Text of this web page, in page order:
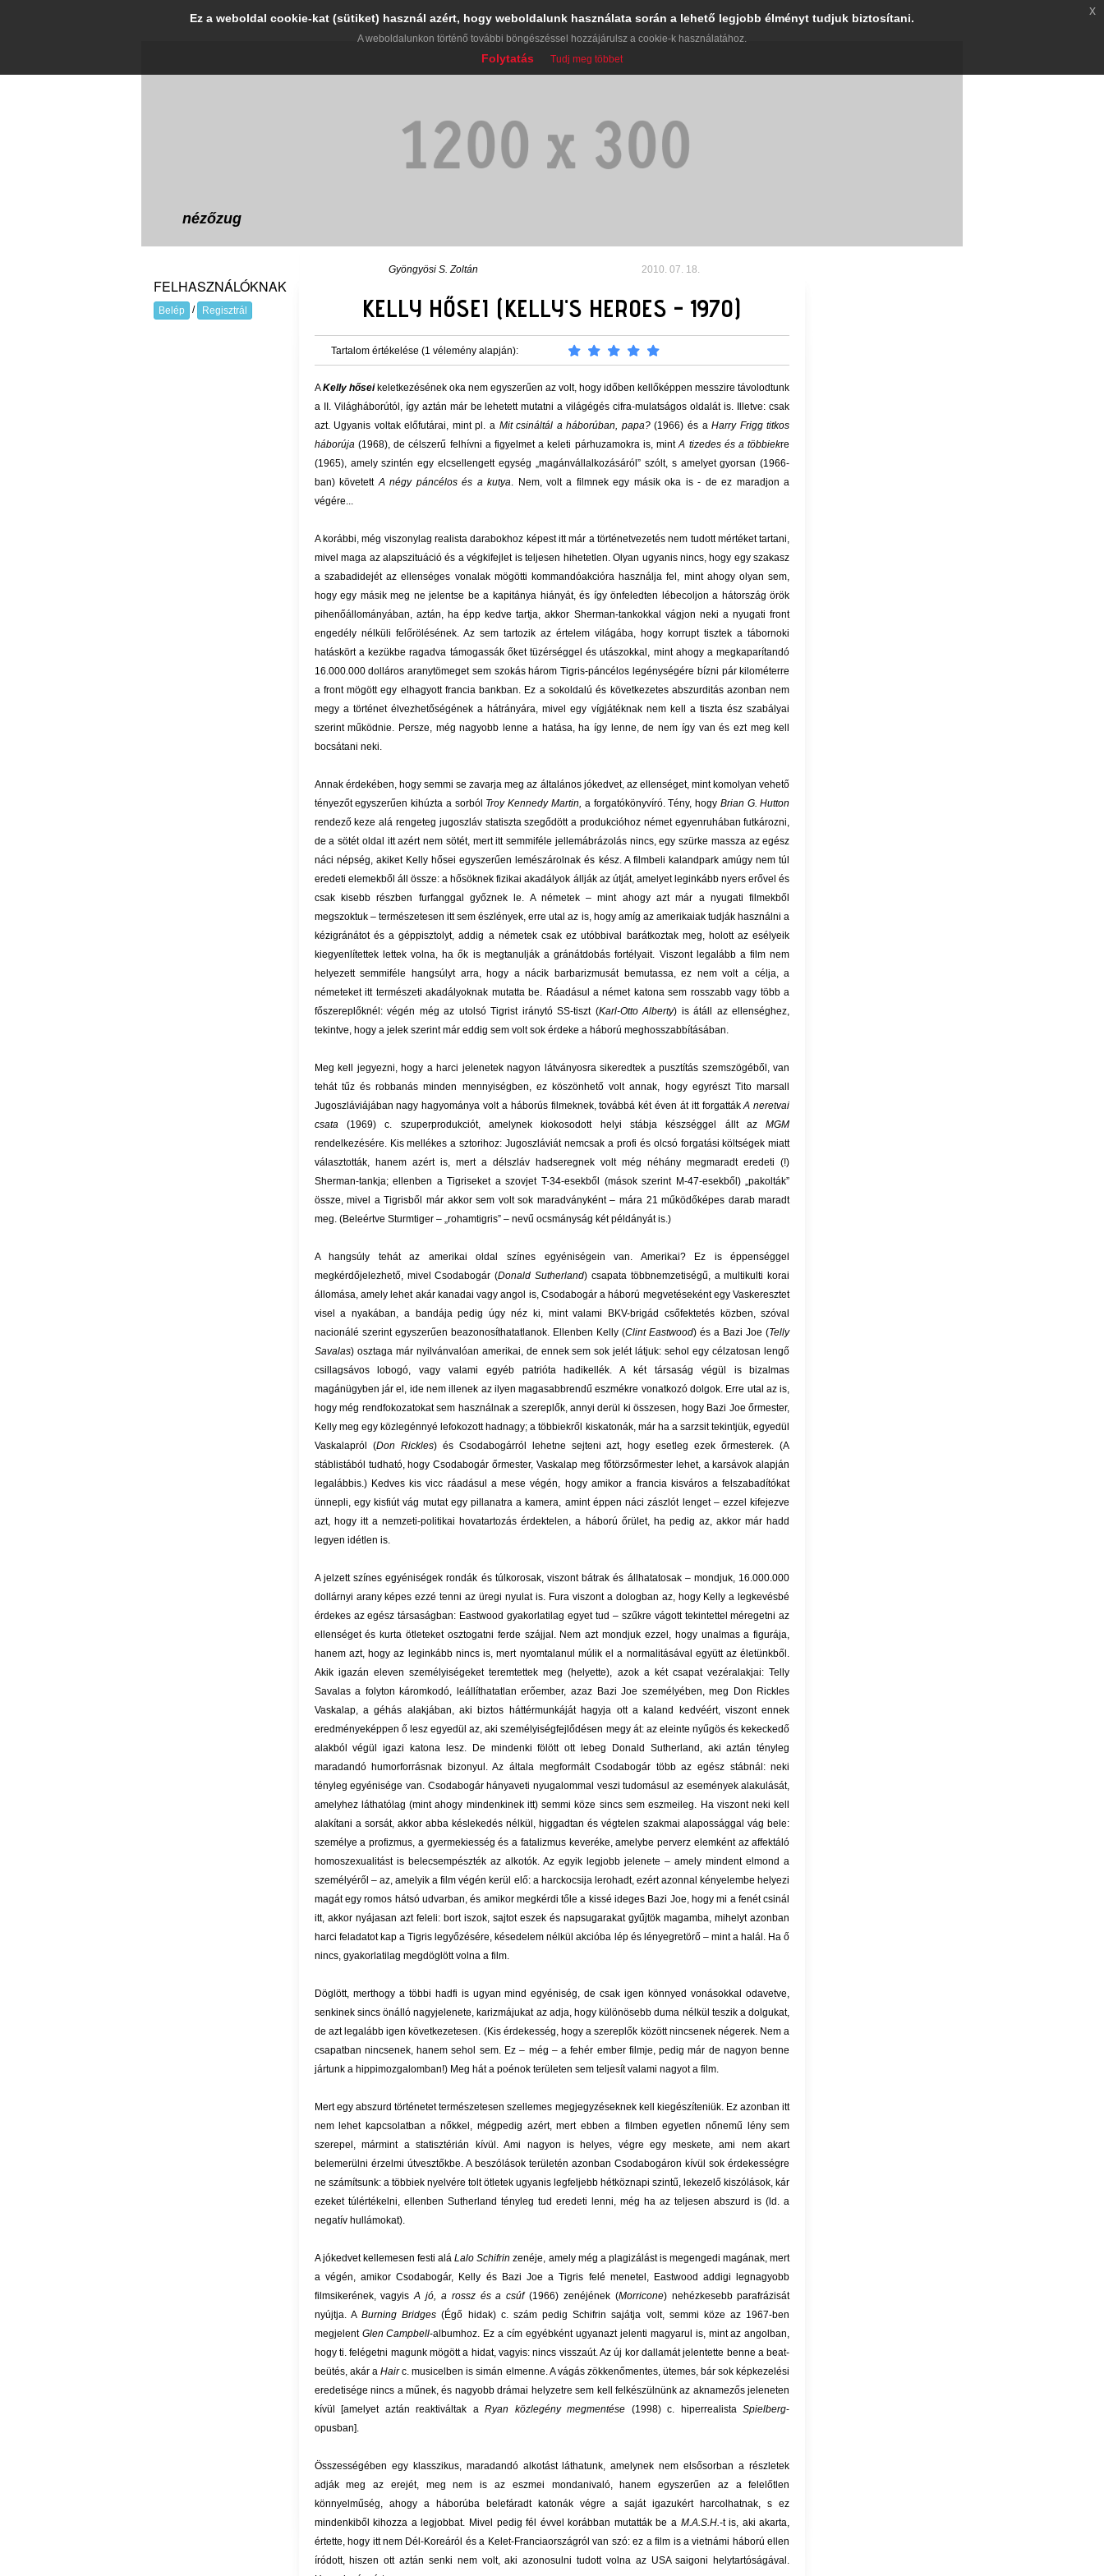
nézőzug
Gyöngyösi S. Zoltán 2010. 07. 18.
KELLY HŐSEI (KELLY'S HEROES - 1970)
Tartalom értékelése (1 vélemény alapján):
AKelly hőseikeletkezésének oka nem egyszerűen az volt, hogy időben kellőképpen messzire távolodtunk
a II. Világháborútól, így aztán már be lehetett mutatni a világégés cifra-mulatságos oldalát is. Illetve: csak
azt. Ugyanis voltak előfutárai, mint pl. a Mit csináltál a háborúban, papa?(1966) és aHarry Frigg titkos
háborúja (1968), de célszerű felhívni a figyelmet a keleti párhuzamokra is, mintA tizedes és a többiekre
(1965), amely szintén egy elcsellengett egység „magánvállalkozásáról” szólt, s amelyet gyorsan (1966-
ban) követettA négy páncélos és a kutya. Nem, volt a filmnek egy másik oka is - de ez maradjon a
végére...
A korábbi, még viszonylag realista darabokhoz képest itt már a történetvezetés nem tudott mértéket tartani,
mivel maga az alapszituáció és a végkifejlet is teljesen hihetetlen. Olyan ugyanis nincs, hogy egy szakasz
a szabadidejét az ellenséges vonalak mögötti kommandóakcióra használja fel, mint ahogy olyan sem,
hogy egy másik meg ne jelentse be a kapitánya hiányát, és így önfeledten lébecoljon a hátország örök
pihenőállományában, aztán, ha épp kedve tartja, akkor Sherman-tankokkal vágjon neki a nyugati front
engedély nélküli felőrölésének. Az sem tartozik az értelem világába, hogy korrupt tisztek a tábornoki
hatáskört a kezükbe ragadva támogassák őket tüzérséggel és utászokkal, mint ahogy a megkaparítandó
16.000.000 dolláros aranytömeget sem szokás három Tigris-páncélos legénységére bízni pár kilométerre
a front mögött egy elhagyott francia bankban. Ez a sokoldalú és következetes abszurditás azonban nem
megy a történet élvezhetőségének a hátrányára, mivel egy vígjátéknak nem kell a tiszta ész szabályai
szerint működnie. Persze, még nagyobb lenne a hatása, ha így lenne, de nem így van és ezt meg kell
bocsátani neki.
Annak érdekében, hogy semmi se zavarja meg az általános jókedvet, az ellenséget, mint komolyan vehető
tényezőt egyszerűen kihúzta a sorból Troy Kennedy Martin, a forgatókönyvíró. Tény, hogy Brian G. Hutton
rendező keze alá rengeteg jugoszláv statiszta szegődött a produkcióhoz német egyenruhában futkározni,
de a sötét oldal itt azért nem sötét, mert itt semmiféle jellemábrázolás nincs, egy szürke massza az egész
náci népség, akiket Kelly hősei egyszerűen lemészárolnak és kész. A filmbeli kalandpark amúgy nem túl
eredeti elemekből áll össze: a hősöknek fizikai akadályok állják az útját, amelyet leginkább nyers erővel és
csak kisebb részben furfanggal győznek le. A németek – mint ahogy azt már a nyugati filmekből
megszoktuk – természetesen itt sem észlények, erre utal az is, hogy amíg az amerikaiak tudják használni a
kézigránátot és a géppisztolyt, addig a németek csak ez utóbbival barátkoztak meg, holott az esélyeik
kiegyenlítettek lettek volna, ha ők is megtanulják a gránátdobás fortélyait. Viszont legalább a film nem
helyezett semmiféle hangsúlyt arra, hogy a nácik barbarizmusát bemutassa, ez nem volt a célja, a
németeket itt természeti akadályoknak mutatta be. Ráadásul a német katona sem rosszabb vagy több a
főszereplőknél: végén még az utolsó Tigrist iránytó SS-tiszt (Karl-Otto Alberty) is átáll az ellenséghez,
tekintve, hogy a jelek szerint már eddig sem volt sok érdeke a háború meghosszabbításában.
Meg kell jegyezni, hogy a harci jelenetek nagyon látványosra sikeredtek a pusztítás szemszögéből, van
tehát tűz és robbanás minden mennyiségben, ez köszönhető volt annak, hogy egyrészt Tito marsall
Jugoszláviájában nagy hagyománya volt a háborús filmeknek, továbbá két éven át itt forgattákA neretvai
csata(1969) c. szuperprodukciót, amelynek kiokosodott helyi stábja készséggel állt azMGM
rendelkezésére. Kis mellékes a sztorihoz: Jugoszláviát nemcsak a profi és olcsó forgatási költségek miatt
választották, hanem azért is, mert a délszláv hadseregnek volt még néhány megmaradt eredeti (!)
Sherman-tankja; ellenben a Tigriseket a szovjet T-34-esekből (mások szerint M-47-esekből) „pakolták”
össze, mivel a Tigrisből már akkor sem volt sok maradványként – mára 21 működőképes darab maradt
meg. (Beleértve Sturmtiger – „rohamtigris” – nevű ocsmányság két példányát is.)
A hangsúly tehát az amerikai oldal színes egyéniségein van. Amerikai? Ez is éppenséggel
megkérdőjelezhető, mivel Csodabogár (Donald Sutherland) csapata többnemzetiségű, a multikulti korai
állomása, amely lehet akár kanadai vagy angol is, Csodabogár a háború megvetéseként egy Vaskeresztet
visel a nyakában, a bandája pedig úgy néz ki, mint valami BKV-brigád csőfektetés közben, szóval
nacionálé szerint egyszerűen beazonosíthatatlanok. Ellenben Kelly (Clint Eastwood) és a Bazi Joe (Telly
Savalas) osztaga már nyilvánvalóan amerikai, de ennek sem sok jelét látjuk: sehol egy célzatosan lengő
csillagsávos lobogó, vagy valami egyéb patrióta hadikellék. A két társaság végül is bizalmas
magánügyben jár el, ide nem illenek az ilyen magasabbrendű eszmékre vonatkozó dolgok. Erre utal az is,
hogy még rendfokozatokat sem használnak a szereplők, annyi derül ki összesen, hogy Bazi Joe őrmester,
Kelly meg egy közlegénnyé lefokozott hadnagy; a többiekről kiskatonák, már ha a sarzsit tekintjük, egyedül
Vaskalapról (Don Rickles) és Csodabogárról lehetne sejteni azt, hogy esetleg ezek őrmesterek. (A
stáblistából tudható, hogy Csodabogár őrmester, Vaskalap meg főtörzsőrmester lehet, a karsávok alapján
legalábbis.) Kedves kis vicc ráadásul a mese végén, hogy amikor a francia kisváros a felszabadítókat
ünnepli, egy kisfiút vág mutat egy pillanatra a kamera, amint éppen náci zászlót lenget – ezzel kifejezve
azt, hogy itt a nemzeti-politikai hovatartozás érdektelen, a háború őrület, ha pedig az, akkor már hadd
legyen idétlen is.
A jelzett színes egyéniségek rondák és túlkorosak, viszont bátrak és állhatatosak – mondjuk, 16.000.000
dollárnyi arany képes ezzé tenni az üregi nyulat is. Fura viszont a dologban az, hogy Kelly a legkevésbé
érdekes az egész társaságban: Eastwood gyakorlatilag egyet tud – szűkre vágott tekintettel méregetni az
ellenséget és kurta ötleteket osztogatni ferde szájjal. Nem azt mondjuk ezzel, hogy unalmas a figurája,
hanem azt, hogy az leginkább nincs is, mert nyomtalanul múlik el a normalitásával együtt az életünkből.
Akik igazán eleven személyiségeket teremtettek meg (helyette), azok a két csapat vezéralakjai: Telly
Savalas a folyton káromkodó, leállíthatatlan erőember, azaz Bazi Joe személyében, meg Don Rickles
Vaskalap, a géhás alakjában, aki biztos háttérmunkáját hagyja ott a kaland kedvéért, viszont ennek
eredményeképpen ő lesz egyedül az, aki személyiségfejlődésen megy át: az eleinte nyűgös és kekeckedő
alakból végül igazi katona lesz. De mindenki fölött ott lebeg Donald Sutherland, aki aztán tényleg
maradandó humorforrásnak bizonyul. Az általa megformált Csodabogár több az egész stábnál: neki
tényleg egyénisége van. Csodabogár hányaveti nyugalommal veszi tudomásul az események alakulását,
amelyhez láthatólag (mint ahogy mindenkinek itt) semmi köze sincs sem eszmeileg. Ha viszont neki kell
alakítani a sorsát, akkor abba késlekedés nélkül, higgadtan és végtelen szakmai alapossággal vág bele:
személye a profizmus, a gyermekiesség és a fatalizmus keveréke, amelybe perverz elemként az affektáló
homoszexualitást is belecsempészték az alkotók. Az egyik legjobb jelenete – amely mindent elmond a
személyéről – az, amelyik a film végén kerül elő: a harckocsija lerohadt, ezért azonnal kényelembe helyezi
magát egy romos hátsó udvarban, és amikor megkérdi tőle a kissé ideges Bazi Joe, hogy mi a fenét csinál
itt, akkor nyájasan azt feleli: bort iszok, sajtot eszek és napsugarakat gyűjtök magamba, mihelyt azonban
harci feladatot kap a Tigris legyőzésére, késedelem nélkül akcióba lép és lényegretörő – mint a halál. Ha ő
nincs, gyakorlatilag megdöglött volna a film.
Döglött, merthogy a többi hadfi is ugyan mind egyéniség, de csak igen könnyed vonásokkal odavetve,
senkinek sincs önálló nagyjelenete, karizmájukat az adja, hogy különösebb duma nélkül teszik a dolgukat,
de azt legalább igen következetesen. (Kis érdekesség, hogy a szereplők között nincsenek négerek. Nem a
csapatban nincsenek, hanem sehol sem. Ez – még – a fehér ember filmje, pedig már de nagyon benne
jártunk a hippimozgalomban!) Meg hát a poénok területen sem teljesít valami nagyot a film.
Mert egy abszurd történetet természetesen szellemes megjegyzéseknek kell kiegészíteniük. Ez azonban itt
nem lehet kapcsolatban a nőkkel, mégpedig azért, mert ebben a filmben egyetlen nőnemű lény sem
szerepel, mármint a statisztérián kívül. Ami nagyon is helyes, végre egy meskete, ami nem akart
belemerülni érzelmi útvesztőkbe. A beszólások területén azonban Csodabogáron kívül sok érdekességre
ne számítsunk: a többiek nyelvére tolt ötletek ugyanis legfeljebb hétköznapi szintű, lekezelő kiszólások, kár
ezeket túlértékelni, ellenben Sutherland tényleg tud eredeti lenni, még ha az teljesen abszurd is (ld. a
negatív hullámokat).
A jókedvet kellemesen festi aláLalo Schifrin zenéje, amely még a plagizálást is megengedi magának, mert
a végén, amikor Csodabogár, Kelly és Bazi Joe a Tigris felé menetel, Eastwood addigi legnagyobb
filmsikerének, vagyisA jó, a rossz és a csúf(1966) zenéjének (Morricone) nehézkesebb parafrázisát
nyújtja. ABurning Bridges (Égő hidak) c. szám pedig Schifrin sajátja volt, semmi köze az 1967-ben
megjelent Glen Campbell-albumhoz. Ez a cím egyébként ugyanazt jelenti magyarul is, mint az angolban,
hogy ti. felégetni magunk mögött a hidat, vagyis: nincs visszaút. Az új kor dallamát jelentette benne a beat-
beütés, akár a Hairc. musicelben is simán elmenne. A vágás zökkenőmentes, ütemes, bár sok képkezelési
eredetisége nincs a műnek, és nagyobb drámai helyzetre sem kell felkészülnünk az aknamezős jeleneten
kívül [amelyet aztán reaktiváltak aRyan közlegény megmentése (1998) c. hiperrealistaSpielberg-
opusban].
Összességében egy klasszikus, maradandó alkotást láthatunk, amelynek nem elsősorban a részletek
adják meg az erejét, meg nem is az eszmei mondanivaló, hanem egyszerűen az a felelőtlen
könnyelműség, ahogy a háborúba belefáradt katonák végre a saját igazukért harcolhatnak, s ez
mindenkiből kihozza a legjobbat. Mivel pedig fél évvel korábban mutatták be a M.A.S.H.-t is, aki akarta,
értette, hogy itt nem Dél-Koreáról és a Kelet-Franciaországról van szó: ez a film is a vietnámi háború ellen
íródott, hiszen ott aztán senki nem volt, aki azonosulni tudott volna az USA saigoni helytartóságával.
FELHASZNÁLÓKNAK
Belép / Regisztrál
Ez a weboldal cookie-kat (sütiket) használ azért, hogy weboldalunk használata során a lehető legjobb élményt tudjuk biztosítani.
A weboldalunkon történő további böngészéssel hozzájárulsz a cookie-k használatához.
Folytatás Tudj meg többet
x